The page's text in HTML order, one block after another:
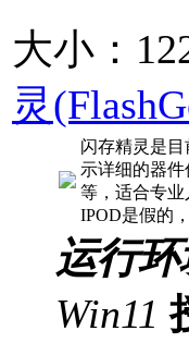
大小：
灵
闪存精灵是
示详细的器
等，适合专
IPOD是假的
运行环
Win11